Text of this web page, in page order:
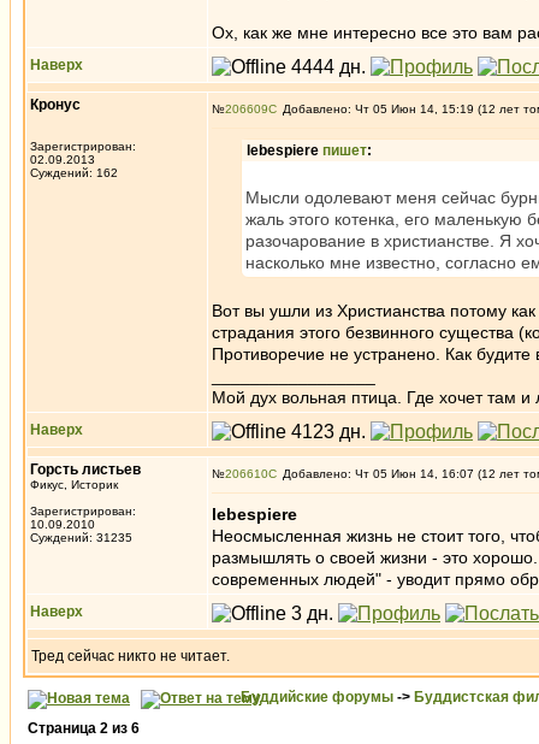
Ох, как же мне интересно все это вам
Наверх
Кронус
Зарегистрирован:
02.09.2013
Суждений: 162
№206609 Добавлено: Чт 05 Июн 14, 15:19 (12 лет
lebespiere пишет:
Мысли одолевают меня сейчас
жаль этого котенка, его
разочарование в христианстве. Я
насколько мне известно, согласно
Вот вы ушли из Христианства потому
страдания этого безвинного существа
Противоречие не устранено. Как
Мой дух вольная птица. Где хочет там и
Наверх
Горсть листьев
Фикус, Историк
Зарегистрирован:
10.09.2010
Суждений: 31235
№206610 Добавлено: Чт 05 Июн 14, 16:07 (12 лет
lebespiere
Неосмысленная жизнь не стоит того,
размышлять о своей жизни - это
современных людей" - уводит прямо
Наверх
Тред сейчас никто не читает.
Буддийские форумы -> Буддистская
Страница 2 из 6